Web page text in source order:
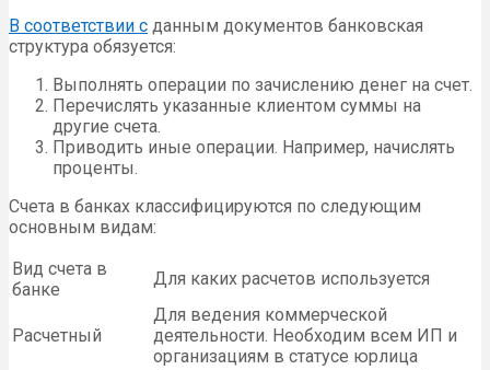
В соответствии с данным документов банковская
структура обязуется:
Выполнять операции по зачислению денег на счет.
Перечислять указанные клиентом суммы на
другие счета.
Приводить иные операции. Например, начислять
проценты.
Счета в банках классифицируются по следующим
основным видам:
Вид счета в
банке
Для каких расчетов используется
Расчетный
Для ведения коммерческой
деятельности. Необходим всем ИП и
организациям в статусе юрлица